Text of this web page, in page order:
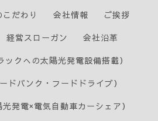
だわり 会社情報
ご挨拶
営スローガン
会社沿革
クへの太陽光発電設備搭載）
ドバンク・フードドライブ）
発電×電気自動車カーシェア）